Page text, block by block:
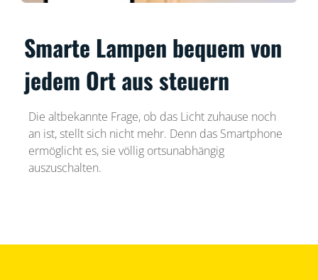
Smarte Lampen bequem von
jedem Ort aus steuern
Die altbekannte Frage, ob das Licht zuhause noch
an ist, stellt sich nicht mehr. Denn das Smartphone
ermöglicht es, sie völlig ortsunabhängig
auszuschalten.